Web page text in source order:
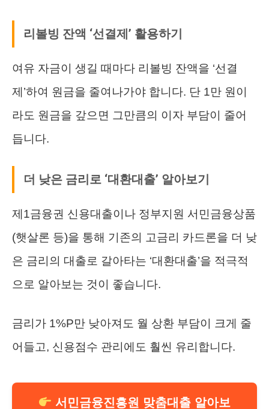
리볼빙 잔액 ‘선결제’ 활용하기
여유 자금이 생길 때마다 리볼빙 잔액을 ‘선결
제’하여 원금을 줄여나가야 합니다. 단 1만 원이
라도 원금을 갚으면 그만큼의 이자 부담이 줄어
듭니다.
더 낮은 금리로 ‘대환대출’ 알아보기
제1금융권 신용대출이나 정부지원 서민금융상품
(햇살론 등)을 통해 기존의 고금리 카드론을 더 낮
은 금리의 대출로 갈아타는 ‘대환대출’을 적극적
으로 알아보는 것이 좋습니다.
금리가 1%P만 낮아져도 월 상환 부담이 크게 줄
어들고, 신용점수 관리에도 훨씬 유리합니다.
서민금융진흥원 맞춤대출 알아보